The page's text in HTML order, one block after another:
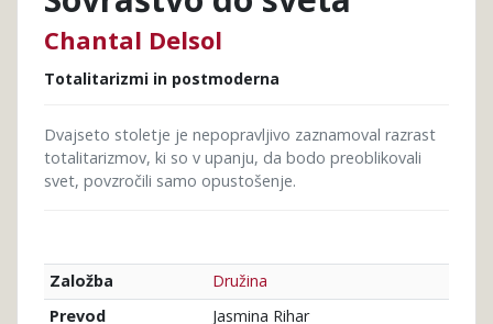
Chantal Delsol
Totalitarizmi in postmoderna
Dvajseto stoletje je nepopravljivo zaznamoval razrast
totalitarizmov, ki so v upanju, da bodo preoblikovali
svet, povzročili samo opustošenje.
Založba
Družina
Prevod
Jasmina Rihar